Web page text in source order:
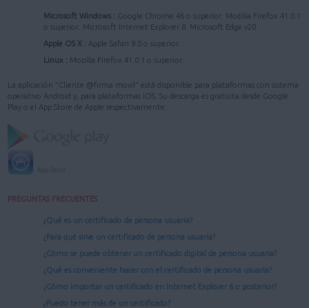
Microsoft Windows : Google Chrome 46 o superior. Mozilla Firefox 41.0.1
o superior. Microsoft Internet Explorer 8. Microsoft Edge v20
Apple OS X : Apple Safari 9.0 o superior.
Linux : Mozilla Firefox 41.0.1 o superior.
La aplicación "Cliente @firma movil" está disponible para plataformas con sistema
operativo Android y, para plataformas iOS. Su descarga es gratuita desde Google
Play o el App Store de Apple respectivamente.
PREGUNTAS FRECUENTES
¿Qué es un certificado de persona usuaria?
¿Para qué sirve un certificado de persona usuaria?
¿Cómo se puede obtener un certificado digital de persona usuaria?
¿Qué es conveniente hacer con el certificado de persona usuaria?
¿Cómo importar un certificado en Internet Explorer 6 o posterior?
¿Puedo tener más de un certificado?